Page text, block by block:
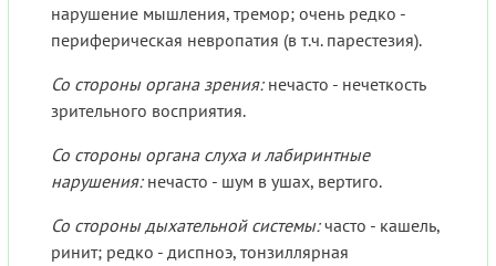
нарушение мышления, тремор; очень редко -
периферическая невропатия (в т.ч. парестезия).
Со стороны органа зрения:нечасто - нечеткость
зрительного восприятия.
Со стороны органа слуха и лабиринтные
нарушения:нечасто - шум в ушах, вертиго.
Со стороны дыхательной системы:часто - кашель,
ринит; редко - диспноэ, тонзиллярная